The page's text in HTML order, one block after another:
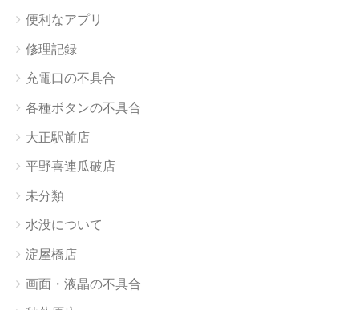
便利なアプリ
修理記録
充電口の不具合
各種ボタンの不具合
大正駅前店
平野喜連瓜破店
未分類
水没について
淀屋橋店
画面・液晶の不具合